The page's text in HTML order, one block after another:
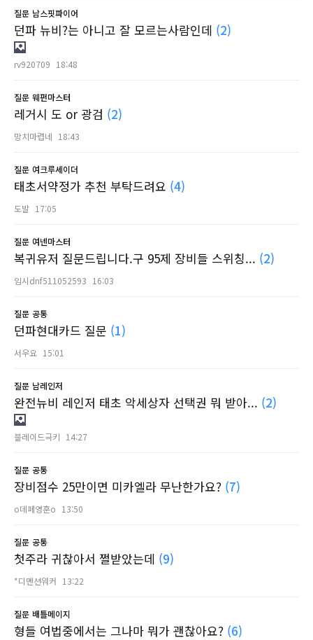
질문 남스핏파이어
던파 뉴비?는 아니고 잘 모르는사람인데 (2)
rv920709 18:48
질문 웨펀마스터
레거시 도 or 광검 (2)
망치마렵네 18:43
질문 여크루세이더
태초서약정가 추천 부탁드려요 (4)
도발 17:05
질문 여넨마스터
복귀유저 질문드립니다.구 95제 장비들 스위칭... (2)
임시dnf511052593 16:03
질문 공통
던파현대카드 질문 (1)
서우요 15:01
질문 남레인저
완전뉴비 레인저 태초 악세상자 선택권 뭐 받아... (2)
블레이드극키 14:27
질문 공통
장비점수 25만이면 미카엘라 무난한가요? (7)
o데페영훈o 13:50
질문 공통
첫주라 귀찮아서 쩔받았는데 (9)
*디멘션워커 13:22
질문 배틀메이지
형들 여법중에서는 그나마 뭐가 괜찮아요? (6)